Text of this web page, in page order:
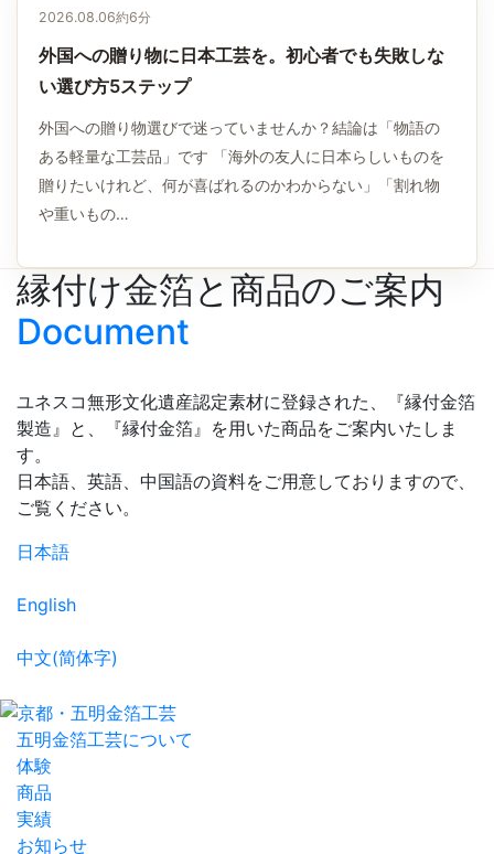
2026.08.06約6分
外国への贈り物に日本工芸を。初心者でも失敗しな
い選び方5ステップ
外国への贈り物選びで迷っていませんか？結論は「物語の
ある軽量な工芸品」です 「海外の友人に日本らしいものを
贈りたいけれど、何が喜ばれるのかわからない」「割れ物
や重いもの…
縁付け金箔と商品のご案内
Document
ユネスコ無形文化遺産認定素材に登録された、『縁付金箔
製造』と、『縁付金箔』を用いた商品をご案内いたしま
す。
日本語、英語、中国語の資料をご用意しておりますので、
ご覧ください。
日本語
English
中文(简体字)
五明金箔工芸について
体験
商品
実績
お知らせ